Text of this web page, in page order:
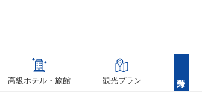
高級ホテル・旅館 観光プラン